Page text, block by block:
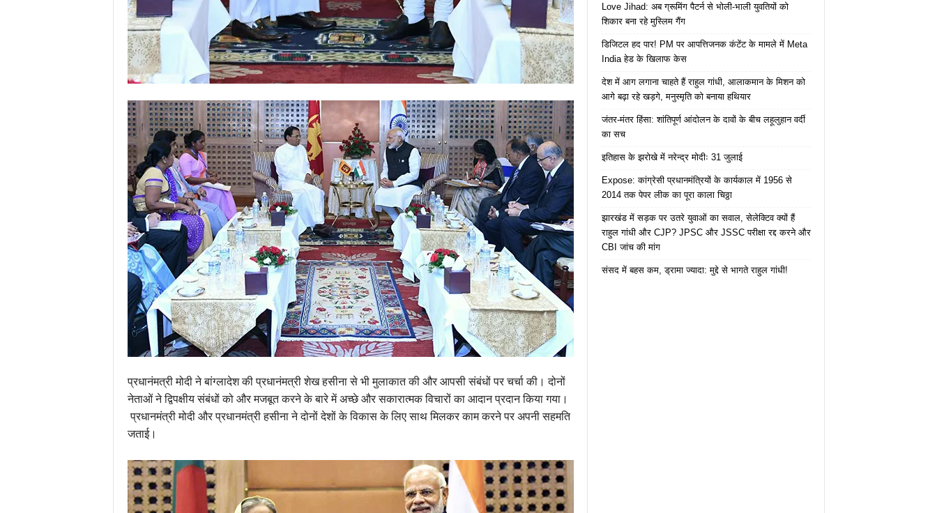
प्रधानंमत्री मोदी ने बांग्लादेश की प्रधानंमत्री शेख हसीना से भी मुलाकात की और आपसी संबंधों पर चर्चा की। दोनों
नेताओं ने द्विपक्षीय संबंधों को और मजबूत करने के बारे में अच्छे और सकारात्मक विचारों का आदान प्रदान किया गया।
प्रधानमंत्री मोदी और प्रधानमंत्री हसीना ने दोनों देशों के विकास के लिए साथ मिलकर काम करने पर अपनी सहमति
जताई।
Love Jihad: अब ग्रूमिंग पैटर्न से भोली-भाली युवतियों को
शिकार बना रहे मुस्लिम गैंग
डिजिटल हद पार! PM पर आपत्तिजनक कंटेंट के मामले में Meta
India हेड के खिलाफ केस
देश में आग लगाना चाहते हैं राहुल गांधी, आलाकमान के मिशन को
आगे बढ़ा रहे खड़गे, मनुस्मृति को बनाया हथियार
जंतर-मंतर हिंसा: शांतिपूर्ण आंदोलन के दावों के बीच लहूलुहान वर्दी
का सच
इतिहास के झरोखे में नरेन्द्र मोदीः 31 जुलाई
Expose: कांग्रेसी प्रधानमंत्रियों के कार्यकाल में 1956 से
2014 तक पेपर लीक का पूरा काला चिठ्ठा
झारखंड में सड़क पर उतरे युवाओं का सवाल, सेलेक्टिव क्यों हैं
राहुल गांधी और CJP? JPSC और JSSC परीक्षा रद्द करने और
CBI जांच की मांग
संसद में बहस कम, ड्रामा ज्यादा: मुद्दे से भागते राहुल गांधी!